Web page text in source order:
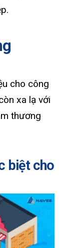
cho công
xa lạ với
thương
biệt cho